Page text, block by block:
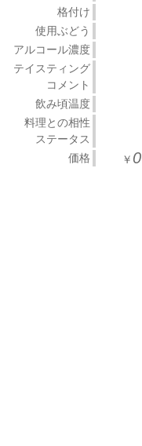
格付け
使用ぶどう
アルコール濃度
テイスティング
コメント
飲み頃温度
料理との相性
ステータス
価格
￥ 0